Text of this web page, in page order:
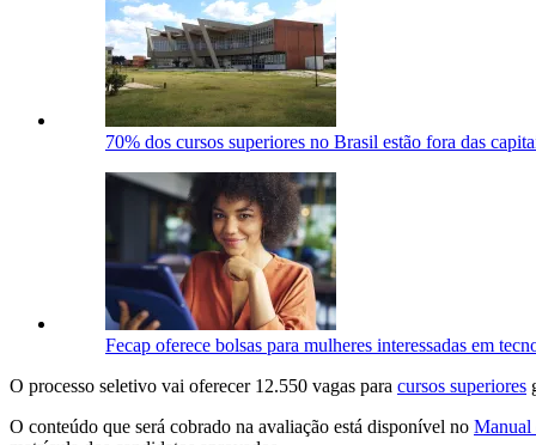
70% dos cursos superiores no Brasil estão fora das
Fecap oferece bolsas para mulheres interessadas em
O processo seletivo vai oferecer 12.550 vagas para cursos superiores
O conteúdo que será cobrado na avaliação está disponível no Manual